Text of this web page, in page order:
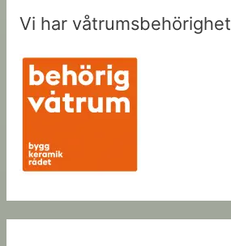
Vi har våtrumsbehörighet